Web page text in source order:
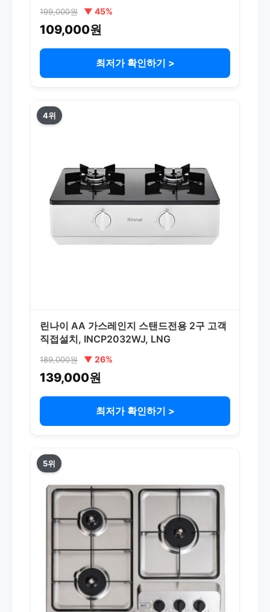
199,000원 ▼ 45%
109,000원
최저가 확인하기 >
4위
린나이 AA 가스레인지 스탠드전용 2구 고객
직접설치, INCP2032WJ, LNG
189,000원 ▼ 26%
139,000원
최저가 확인하기 >
5위